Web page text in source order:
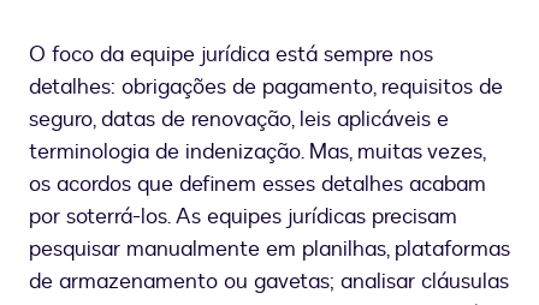
O foco da equipe jurídica está sempre nos
detalhes: obrigações de pagamento, requisitos de
seguro, datas de renovação, leis aplicáveis e
terminologia de indenização. Mas, muitas vezes,
os acordos que definem esses detalhes acabam
por soterrá-los. As equipes jurídicas precisam
pesquisar manualmente em planilhas, plataformas
de armazenamento ou gavetas; analisar cláusulas